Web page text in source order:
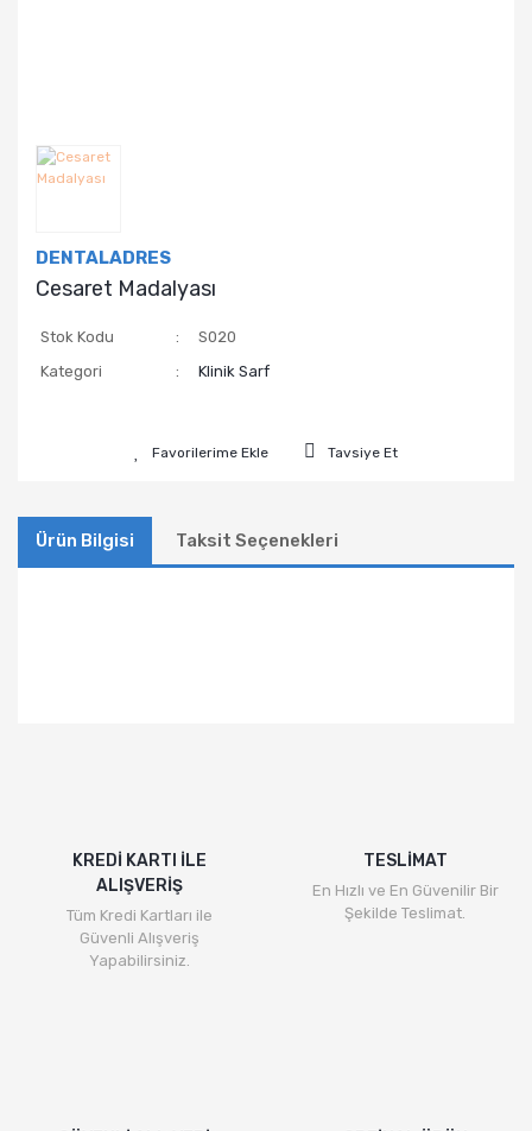
DENTALADRES
Cesaret Madalyası
Stok Kodu
S020
Kategori
Klinik Sarf
Tavsiye Et
Ürün Bilgisi Taksit Seçenekleri
KREDİ KARTI İLE
ALIŞVERİŞ
Tüm Kredi Kartları ile
Güvenli Alışveriş
Yapabilirsiniz.
TESLİMAT
En Hızlı ve En Güvenilir Bir
Şekilde Teslimat.